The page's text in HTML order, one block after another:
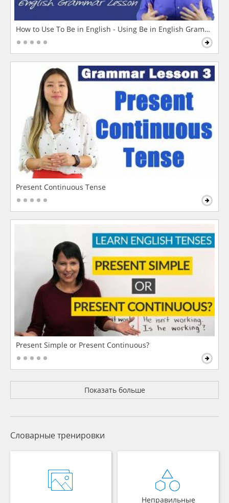
How to Use To Be in English - Using Be in English Grammar
Present Continuous Tense
Present Simple or Present Continuous?
Показать больше
Словарные тренировки
Неправильные